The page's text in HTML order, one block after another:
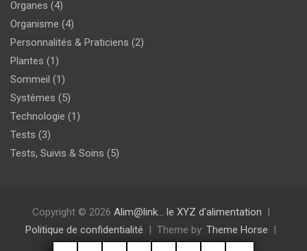
Organes (4)
Organisme (4)
Personnalités & Praticiens (2)
Plantes (1)
Sommeil (1)
Systèmes (5)
Technologie (1)
Tests (3)
Tests, Suivis & Soins (5)
Copyright © 2026 Alim@link… le XYZ d'alimentation
Politique de confidentialité
Theme by: Theme Horse